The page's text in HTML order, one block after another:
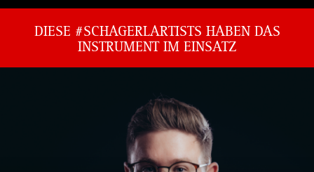
DIESE #SCHAGERLARTISTS HABEN DAS
INSTRUMENT IM EINSATZ